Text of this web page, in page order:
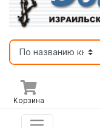
Корзина